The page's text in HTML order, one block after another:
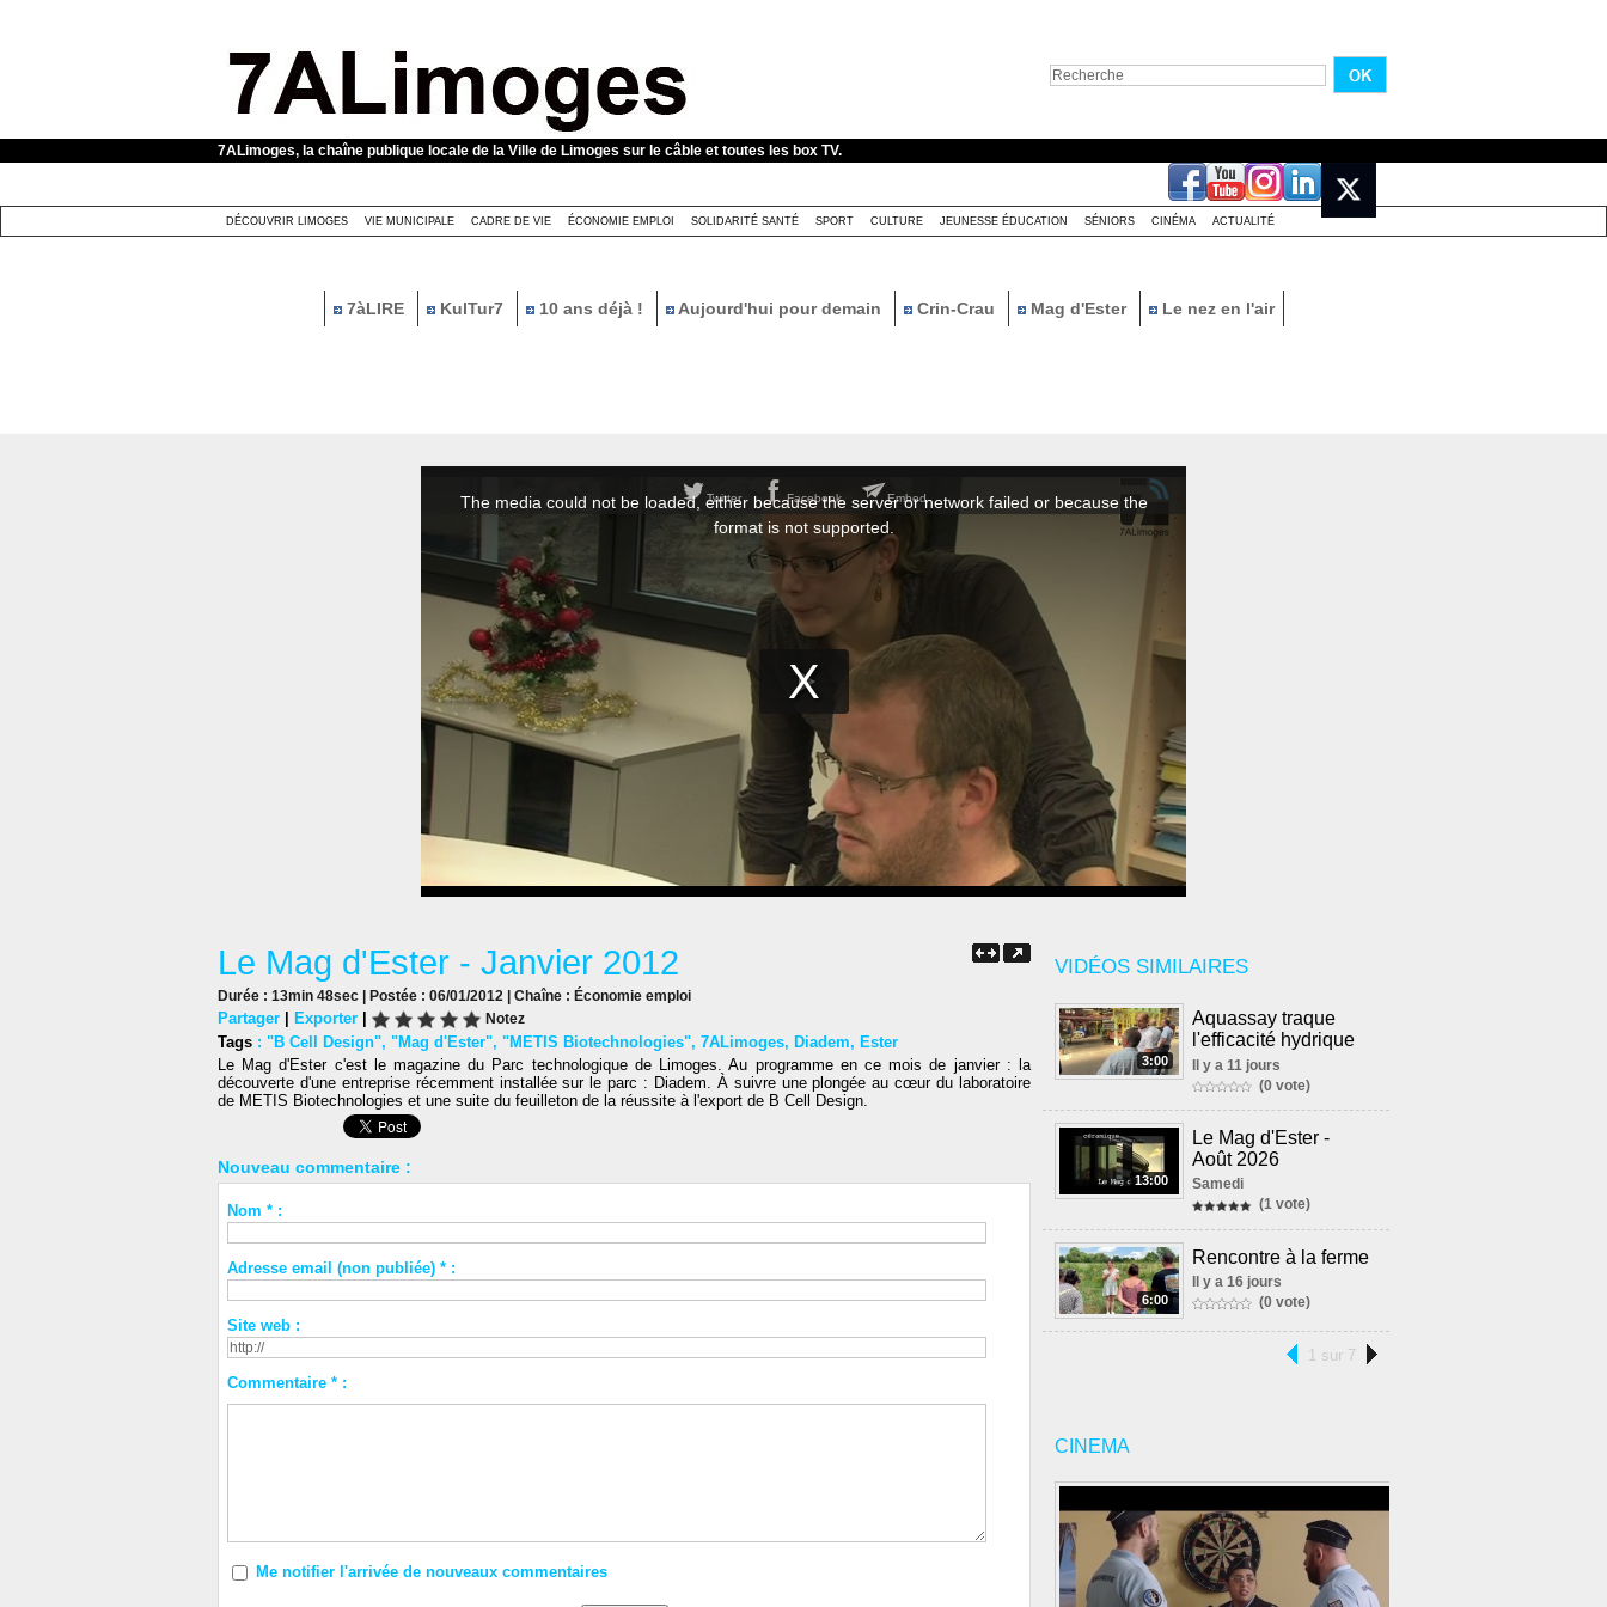
7ALimoges, la chaîne publique locale de la Ville de Limoges sur le câble et toutes les box TV.
DÉCOUVRIR LIMOGES VIE MUNICIPALE CADRE DE VIE ÉCONOMIE EMPLOI SOLIDARITÉ SANTÉ SPORT CULTURE JEUNESSE ÉDUCATION SÉNIORS CINÉMA ACTUALITÉ
7àLIRE KulTur7 10 ans déjà ! Aujourd'hui pour demain Crin-Crau Mag d'Ester Le nez en l'air
VIDÉOS SIMILAIRES
3:00
Aquassay traque
l'efficacité hydrique
Il y a 11 jours
(0 vote)
13:00
Le Mag d'Ester -
Août 2026
Samedi
(1 vote)
6:00
Rencontre à la ferme
Il y a 16 jours
(0 vote)
1 sur 7
CINEMA
Le Mag d'Ester - Janvier 2012
Durée : 13min 48sec | Postée : 06/01/2012 | Chaîne : Économie emploi
Partager | Exporter | Notez
Tags : "B Cell Design", "Mag d'Ester", "METIS Biotechnologies", 7ALimoges, Diadem, Ester
Le Mag d'Ester c'est le magazine du Parc technologique de Limoges. Au programme en ce mois de janvier : la
découverte d'une entreprise récemment installée sur le parc : Diadem. À suivre une plongée au cœur du laboratoire
de METIS Biotechnologies et une suite du feuilleton de la réussite à l'export de B Cell Design.
Nouveau commentaire :
Nom * :
Adresse email (non publiée) * :
Site web :
Commentaire * :
Me notifier l'arrivée de nouveaux commentaires